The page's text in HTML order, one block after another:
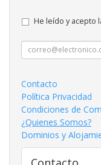
He leído y acepto
Contacto
Política Privacidad
Condiciones de
¿Quienes Somos?
Dominios y